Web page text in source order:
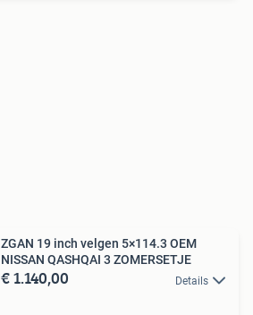
ZGAN 19 inch velgen 5×114.3 OEM
NISSAN QASHQAI 3 ZOMERSETJE
€ 1.140,00 Details